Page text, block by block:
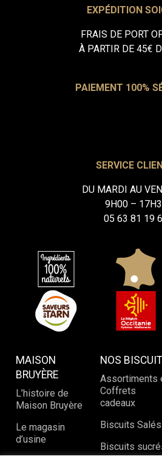
EXPÉDITION
FRAIS DE PORT
À PARTIR DE 45€
PAIEMENT 100%
SERVICE
DU MARDI AU
9H00 –
05 63 81 19
MAISON
BRUYÈRE
L’histoire de
Maison Bruyère
Le magasin
d’usine
NOS
Assortiments
Coffrets
cadeaux
Biscuits Salés
Biscuits